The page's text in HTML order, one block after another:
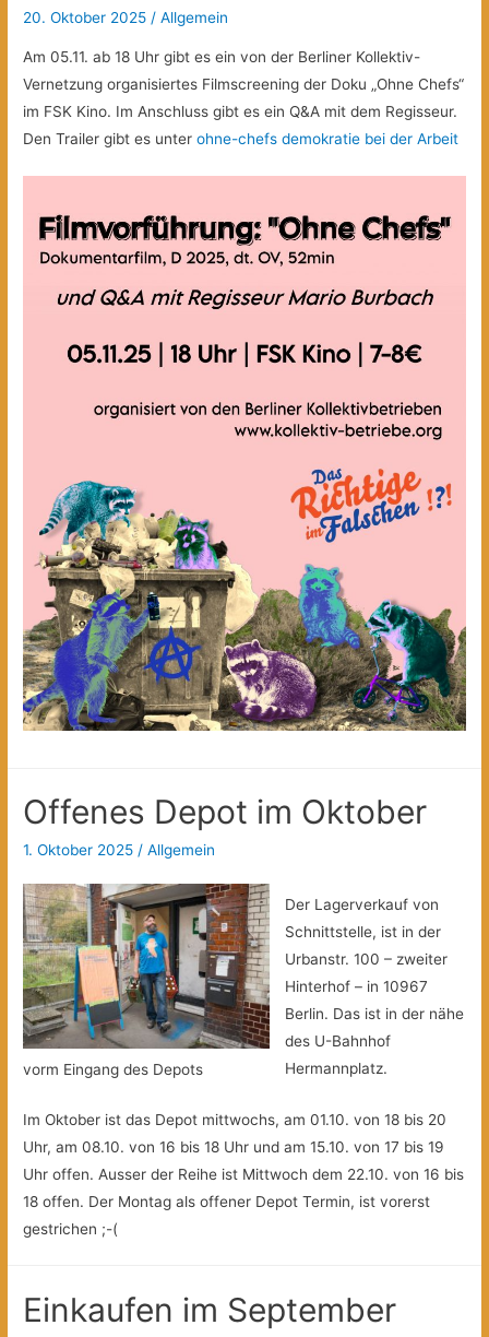
20. Oktober 2025 /Allgemein
Am 05.11. ab 18 Uhr gibt es ein von der Berliner Kollektiv-
Vernetzung organisiertes Filmscreening der Doku „Ohne Chefs“
im FSK Kino. Im Anschluss gibt es ein Q&A mit dem Regisseur.
Den Trailer gibt es unterohne-chefs demokratie bei der Arbeit
Offenes Depot im Oktober
1. Oktober 2025 /Allgemein
vorm Eingang des Depots
Der Lagerverkauf von
Schnittstelle, ist in der
Urbanstr. 100 – zweiter
Hinterhof – in 10967
Berlin. Das ist in der nähe
des U-Bahnhof
Hermannplatz.
Im Oktober ist das Depot mittwochs, am 01.10. von 18 bis 20
Uhr, am 08.10. von 16 bis 18 Uhr und am 15.10. von 17 bis 19
Uhr offen. Ausser der Reihe ist Mittwoch dem 22.10. von 16 bis
18 offen. Der Montag als offener Depot Termin, ist vorerst
gestrichen ;-(
Einkaufen im September